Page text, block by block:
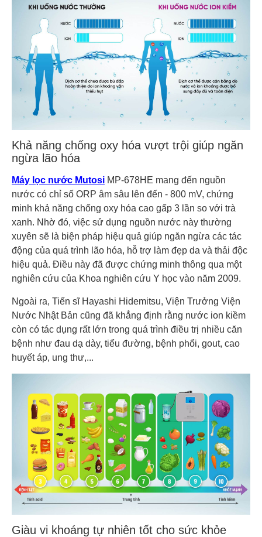
Khả năng chống oxy hóa vượt trội giúp ngăn
ngừa lão hóa
Máy lọc nước Mutosi MP-678HE mang đến nguồn
nước có chỉ số ORP âm sâu lên đến - 800 mV, chứng
minh khả năng chống oxy hóa cao gấp 3 lần so với trà
xanh. Nhờ đó, việc sử dụng nguồn nước này thường
xuyên sẽ là biện pháp hiệu quả giúp ngăn ngừa các tác
động của quá trình lão hóa, hỗ trợ làm đẹp da và thải độc
hiệu quả. Điều này đã được chứng minh thông qua một
nghiên cứu của Khoa nghiên cứu Y học vào năm 2009.
Ngoài ra, Tiến sĩ Hayashi Hidemitsu, Viện Trưởng Viện
Nước Nhật Bản cũng đã khẳng định rằng nước ion kiềm
còn có tác dụng rất lớn trong quá trình điều trị nhiều căn
bệnh như đau dạ dày, tiểu đường, bệnh phổi, gout, cao
huyết áp, ung thư,...
Giàu vi khoáng tự nhiên tốt cho sức khỏe